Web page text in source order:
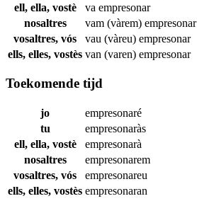
ell, ella, vostè
va empresonar
nosaltres
vam (vàrem) empresonar
vosaltres, vós
vau (vàreu) empresonar
ells, elles, vostès van (varen) empresonar
Toekomende tijd
jo
empresonaré
tu
empresonaràs
ell, ella, vostè
empresonarà
nosaltres
empresonarem
vosaltres, vós
empresonareu
ells, elles, vostès empresonaran